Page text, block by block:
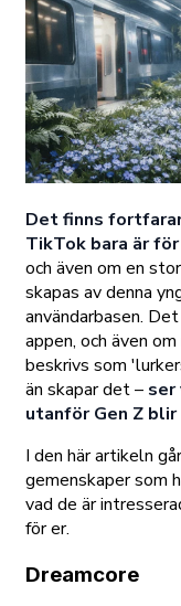
Det finns
TikTok bara är
och även om en
skapas av denna
användarbasen.
appen, och även
beskrivs som
än skapar det – ser
utanför Gen Z
I den här artikeln
gemenskaper som
vad de är
för er.
Dreamcore